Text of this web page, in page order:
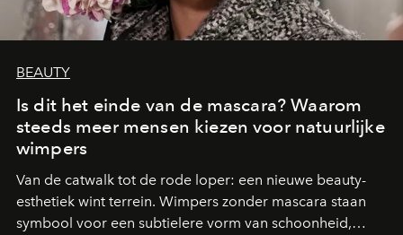
BEAUTY
Is dit het einde van de mascara? Waarom
steeds meer mensen kiezen voor natuurlijke
wimpers
Van de catwalk tot de rode loper: een nieuwe beauty-
esthetiek wint terrein. Wimpers zonder mascara staan
symbool voor een subtielere vorm van schoonheid,